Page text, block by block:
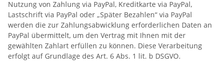
Nutzung von Zahlung via PayPal, Kreditkarte via PayPal,
Lastschrift via PayPal oder „Später Bezahlen“ via PayPal
werden die zur Zahlungsabwicklung erforderlichen Daten an
PayPal übermittelt, um den Vertrag mit Ihnen mit der
gewählten Zahlart erfüllen zu können. Diese Verarbeitung
erfolgt auf Grundlage des Art. 6 Abs. 1 lit. b DSGVO.